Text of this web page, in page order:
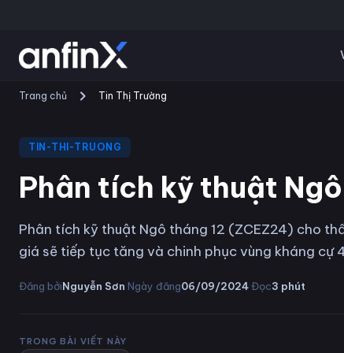
Trang chủ Tin Thị Trường
TIN-THI-TRUONG
Phân tích kỹ thuật
Phân tích kỹ thuật Ngô tháng 12 (ZCEZ24) cho
giá sẽ tiếp tục tăng và chinh phục vùng kháng
Đăng bởiNguyễn Sơn·Ngày đăng06/09/2024·Đọc3 phút
TRONG BÀI VIẾT NÀY